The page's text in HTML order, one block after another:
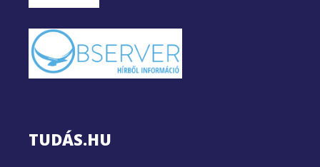
TUDÁS.HU